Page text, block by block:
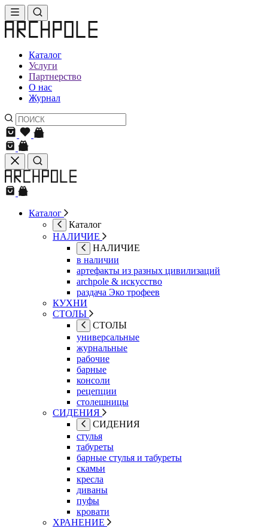
Каталог
Услуги
Партнерство
О нас
Журнал
Каталог
Каталог
НАЛИЧИЕ
НАЛИЧИЕ
в наличии
артефакты из разных цивилизаций
archpole & искусство
раздача Эко трофеев
КУХНИ
СТОЛЫ
СТОЛЫ
универсальные
журнальные
рабочие
барные
консоли
рецепции
столешницы
СИДЕНИЯ
СИДЕНИЯ
стулья
табуреты
барные стулья и табуреты
скамьи
кресла
диваны
пуфы
кровати
ХРАНЕНИЕ